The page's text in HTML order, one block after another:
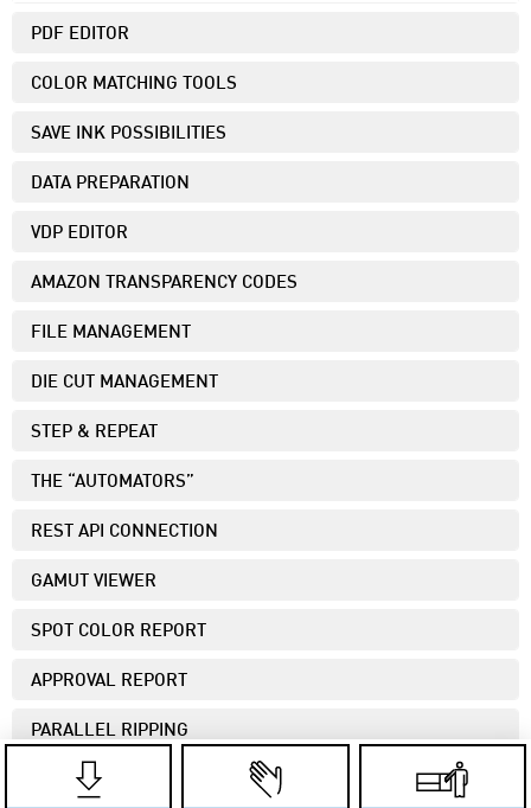
PDF EDITOR
COLOR MATCHING TOOLS
SAVE INK POSSIBILITIES
DATA PREPARATION
VDP EDITOR
AMAZON TRANSPARENCY CODES
FILE MANAGEMENT
DIE CUT MANAGEMENT
STEP & REPEAT
THE “AUTOMATORS”
REST API CONNECTION
GAMUT VIEWER
SPOT COLOR REPORT
APPROVAL REPORT
PARALLEL RIPPING